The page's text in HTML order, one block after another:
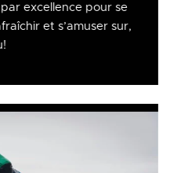
excellence pour se
et s’amuser sur,